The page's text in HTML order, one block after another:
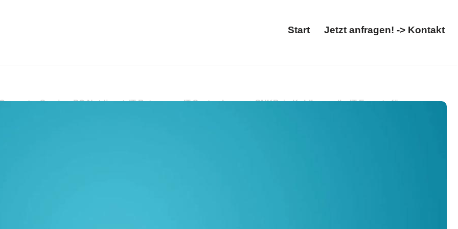
Start Jetzt anfragen! -> Kontakt
Service, PC Notdienst, IT Betreuung, IT Systemhaus. ➡️ SNKB, in Kohlberg – Ihr IT Experte für